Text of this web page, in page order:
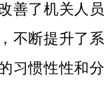
善了机关人员
不断提升了系
习惯性性和分